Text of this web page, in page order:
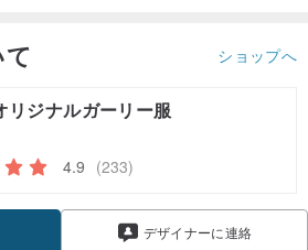
ショップへ
リジナルガーリー服
4.9 (233)
デザイナーに連絡